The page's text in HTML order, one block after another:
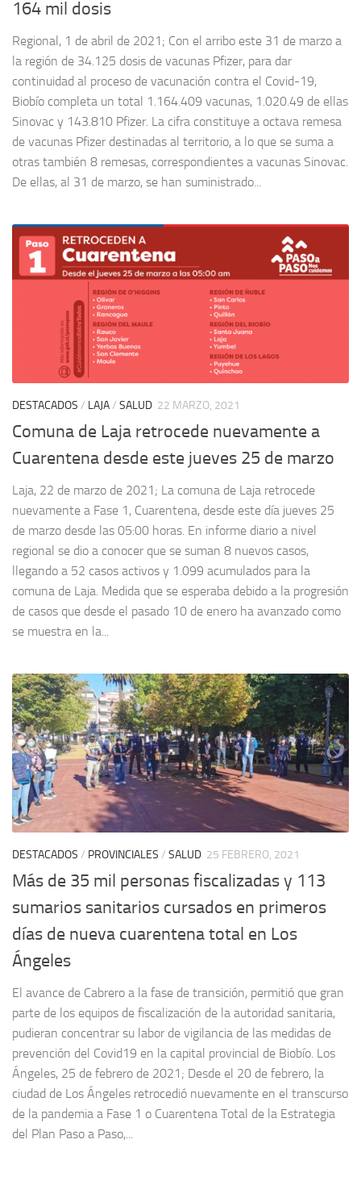
164 mil dosis
Regional, 1 de abril de 2021; Con el arribo este 31 de marzo a
la región de 34.125 dosis de vacunas Pfizer, para dar
continuidad al proceso de vacunación contra el Covid-19,
Biobío completa un total 1.164.409 vacunas, 1.020.49 de ellas
Sinovac y 143.810 Pfizer. La cifra constituye a octava remesa
de vacunas Pfizer destinadas al territorio, a lo que se suma a
otras también 8 remesas, correspondientes a vacunas Sinovac.
De ellas, al 31 de marzo, se han suministrado...
DESTACADOS / LAJA/ SALUD 22 MARZO, 2021
Comuna de Laja retrocede nuevamente a
Cuarentena desde este jueves 25 de marzo
Laja, 22 de marzo de 2021; La comuna de Laja retrocede
nuevamente a Fase 1, Cuarentena, desde este día jueves 25
de marzo desde las 05:00 horas. En informe diario a nivel
regional se dio a conocer que se suman 8 nuevos casos,
llegando a 52 casos activos y 1.099 acumulados para la
comuna de Laja. Medida que se esperaba debido a la progresión
de casos que desde el pasado 10 de enero ha avanzado como
se muestra en la...
DESTACADOS / PROVINCIALES / SALUD 25 FEBRERO, 2021
Más de 35 mil personas fiscalizadas y 113
sumarios sanitarios cursados en primeros
días de nueva cuarentena total en Los
Ángeles
El avance de Cabrero a la fase de transición, permitió que gran
parte de los equipos de fiscalización de la autoridad sanitaria,
pudieran concentrar su labor de vigilancia de las medidas de
prevención del Covid19 en la capital provincial de Biobío. Los
Ángeles, 25 de febrero de 2021; Desde el 20 de febrero, la
ciudad de Los Ángeles retrocedió nuevamente en el transcurso
de la pandemia a Fase 1 o Cuarentena Total de la Estrategia
del Plan Paso a Paso,...